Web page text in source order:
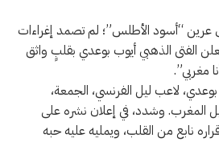
عرين “أسود الأطلس”؛ لم تصمد إغراءات
الفتى الذهبي أيوب بوعدي بقلبٍ واثق
لاعب ليل الفرنسي، الجمعة،
المغرب. وشدد، في إعلان نشره على
نابع من القلب، ويمليه عليه حبه